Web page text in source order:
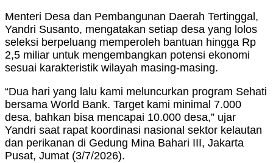
Menteri Desa dan Pembangunan Daerah Tertinggal,
Yandri Susanto, mengatakan setiap desa yang lolos
seleksi berpeluang memperoleh bantuan hingga Rp
2,5 miliar untuk mengembangkan potensi ekonomi
sesuai karakteristik wilayah masing-masing.
“Dua hari yang lalu kami meluncurkan program Sehati
bersama World Bank. Target kami minimal 7.000
desa, bahkan bisa mencapai 10.000 desa,” ujar
Yandri saat rapat koordinasi nasional sektor kelautan
dan perikanan di Gedung Mina Bahari III, Jakarta
Pusat, Jumat (3/7/2026).